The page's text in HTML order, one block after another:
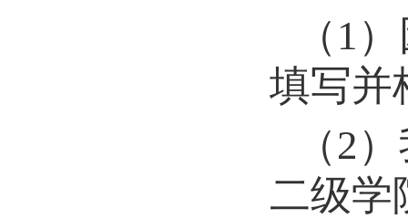
（ 1 ）
填写并
（2 ）
二级学